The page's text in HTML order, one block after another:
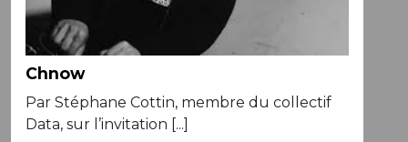
Chnow
Par Stéphane Cottin, membre du collectif
Data, sur l’invitation [...]